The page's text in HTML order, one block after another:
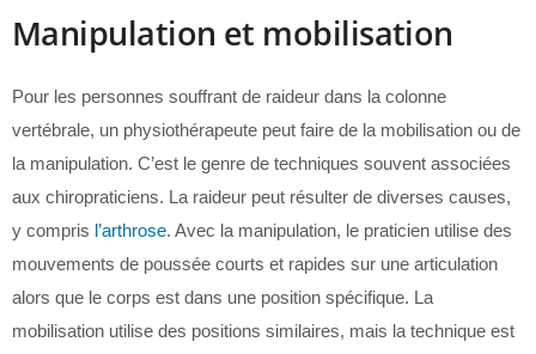
Manipulation et mobilisation
Pour les personnes souffrant de raideur dans la colonne
vertébrale, un physiothérapeute peut faire de la mobilisation ou de
la manipulation. C’est le genre de techniques souvent associées
aux chiropraticiens. La raideur peut résulter de diverses causes,
y compris l’arthrose. Avec la manipulation, le praticien utilise des
mouvements de poussée courts et rapides sur une articulation
alors que le corps est dans une position spécifique. La
mobilisation utilise des positions similaires, mais la technique est